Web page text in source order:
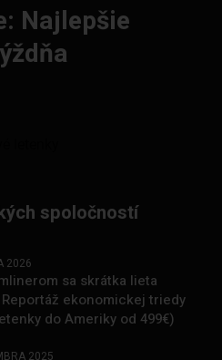
Najlepšie
spoločností
2026
sa skrátka lieta
ekonomickej triedy
do Ameriky od 499€)
2025